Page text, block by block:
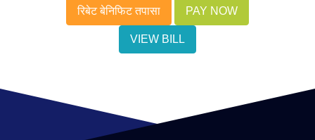
रिबेट बेनिफिट तपासा
VIEW BILL